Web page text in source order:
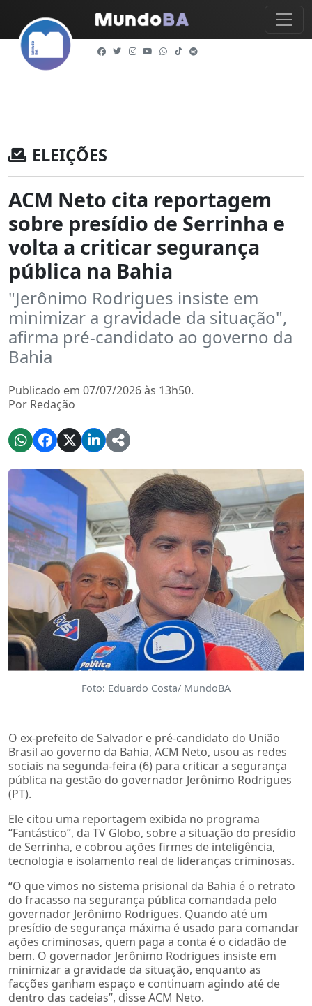
ELEIÇÕES
ACM Neto cita reportagem
sobre presídio de Serrinha e
volta a criticar segurança
pública na Bahia
"Jerônimo Rodrigues insiste em
minimizar a gravidade da situação",
afirma pré-candidato ao governo da
Bahia
Publicado em 07/07/2026 às 13h50.
Por Redação
Foto: Eduardo Costa/ MundoBA
O ex-prefeito de Salvador e pré-candidato do União
Brasil ao governo da Bahia, ACM Neto, usou as redes
sociais na segunda-feira (6) para criticar a segurança
pública na gestão do governador Jerônimo Rodrigues
(PT).
Ele citou uma reportagem exibida no programa
“Fantástico”, da TV Globo, sobre a situação do presídio
de Serrinha, e cobrou ações firmes de inteligência,
tecnologia e isolamento real de lideranças criminosas.
“O que vimos no sistema prisional da Bahia é o retrato
do fracasso na segurança pública comandada pelo
governador Jerônimo Rodrigues. Quando até um
presídio de segurança máxima é usado para comandar
ações criminosas, quem paga a conta é o cidadão de
bem. O governador Jerônimo Rodrigues insiste em
minimizar a gravidade da situação, enquanto as
facções ganham espaço e continuam agindo até de
dentro das cadeias”, disse ACM Neto.